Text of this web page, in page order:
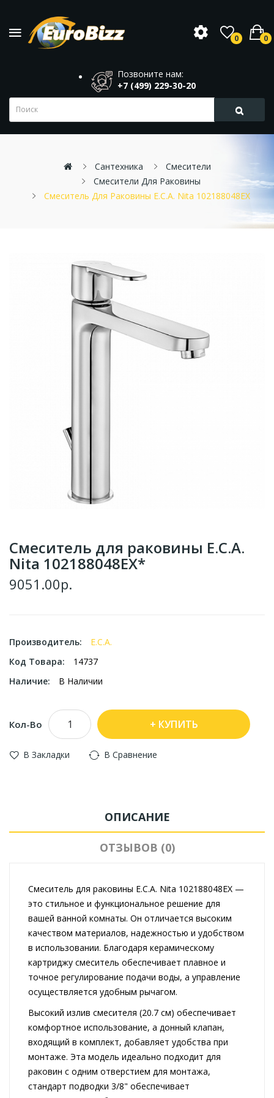
0 0
Позвоните нам:
+7 (499) 229-30-20
Сантехника
Смесители
Смесители Для Раковины
Смеситель Для Раковины E.C.A. Nita 102188048EX
Смеситель для раковины E.C.A.
Nita 102188048EX*
9051.00р.
Производитель:
E.C.A.
Код Товара:
14737
Наличие:
В Наличии
Кол-Во КУПИТЬ
В Закладки В Сравнение
ОПИСАНИЕ
ОТЗЫВОВ (0)
Смеситель для раковины E.C.A. Nita 102188048EX —
это стильное и функциональное решение для
вашей ванной комнаты. Он отличается высоким
качеством материалов, надежностью и удобством
в использовании. Благодаря керамическому
картриджу смеситель обеспечивает плавное и
точное регулирование подачи воды, а управление
осуществляется удобным рычагом.
Высокий излив смесителя (20.7 см) обеспечивает
комфортное использование, а донный клапан,
входящий в комплект, добавляет удобства при
монтаже. Эта модель идеально подходит для
раковин с одним отверстием для монтажа,
стандарт подводки 3/8" обеспечивает